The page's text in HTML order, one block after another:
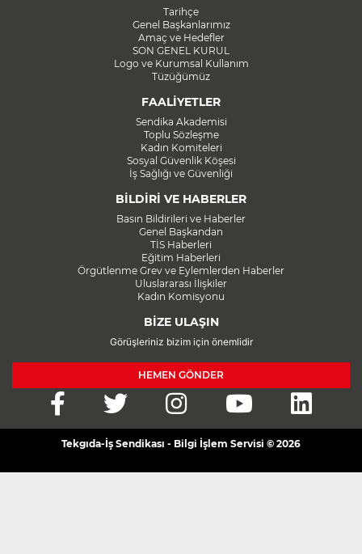
Tarihçe
Genel Başkanlarımız
Amaç ve Hedefler
SON GENEL KURUL
Logo ve Kurumsal Kullanım
Tüzüğümüz
FAALİYETLER
Sendika Akademisi
Toplu Sözleşme
Kadın Komiteleri
Sosyal Güvenlik Köşesi
İş Sağlığı ve Güvenliği
BİLDİRİ VE HABERLER
Basın Bildirileri ve Haberler
Genel Başkandan
TİS Haberleri
Eğitim Haberleri
Örgütlenme Grev ve Eylemlerden Haberler
Uluslararası İlişkiler
Kadın Komisyonu
BİZE ULAŞIN
Görüşleriniz bizim için önemlidir
HEMEN GÖNDER
Tekgıda-İş Sendikası - Bilgi İşlem Servisi © 2026